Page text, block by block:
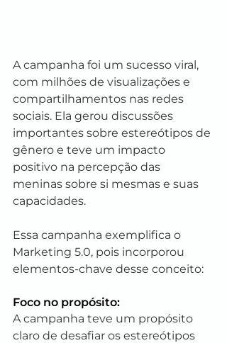
A campanha foi um sucesso viral,
com milhões de visualizações e
compartilhamentos nas redes
sociais. Ela gerou discussões
importantes sobre estereótipos de
gênero e teve um impacto
positivo na percepção das
meninas sobre si mesmas e suas
capacidades.
Essa campanha exemplifica o
Marketing 5.0, pois incorporou
elementos-chave desse conceito:
Foco no propósito:
A campanha teve um propósito
claro de desafiar os estereótipos